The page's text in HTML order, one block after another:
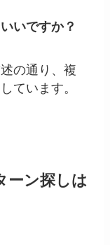
いですか？
の通り、複
ています。
ーン探しは